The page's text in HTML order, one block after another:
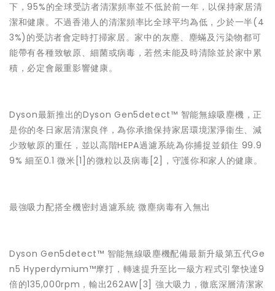
下，95%的全球受訪者清潔頻率並不低於前一年，以保持家居清
潔和健康。不過香港人的清潔頻率比全球平均為低，少於一半(4
3%)的受訪者會定時打掃家居。家中的灰塵、塵蟎及污染物都可
能帶有各種致敏原、細菌或病毒，若然未能及時清除並於家中累
積，必定會嚴重影響健康。
Dyson最新推出的Dyson Gen5detect™ 智能無線吸塵機，正
是你的冬日家居清潔良伴，為你承擔保持家居環境潔淨衞生、減
少致敏原的重任，並以高階HEPA過濾系統為你捕捉並鎖住 99.9
9% 細至0.1 微米 [1] 的微粒以及病毒 [2] ，守護你和家人的健康。
最強吸力配搭全機密封過濾系統 微塵病毒有入無出
Dyson Gen5detect™ 智能無線吸塵機配備最新升級第五代Ge
n5 Hyperdymium™摩打，轉速提升至比一級方程式引擎快達9
倍的135,000rpm，輸出262AW [3]
強大吸力，徹底深層清潔家